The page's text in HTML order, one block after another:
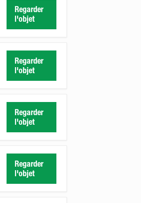
Regarder
l'objet
Regarder
l'objet
Regarder
l'objet
Regarder
l'objet